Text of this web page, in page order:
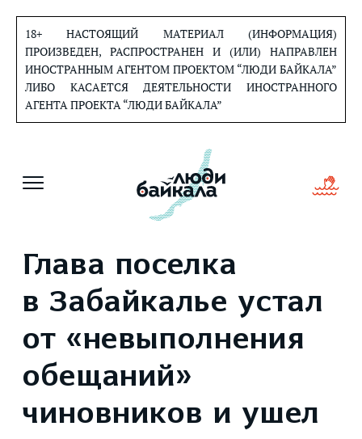
содержанию
18+ НАСТОЯЩИЙ МАТЕРИАЛ (ИНФОРМАЦИЯ)
ПРОИЗВЕДЕН, РАСПРОСТРАНЕН И (ИЛИ) НАПРАВЛЕН
ИНОСТРАННЫМ АГЕНТОМ ПРОЕКТОМ “ЛЮДИ БАЙКАЛА”
ЛИБО КАСАЕТСЯ ДЕЯТЕЛЬНОСТИ ИНОСТРАННОГО
АГЕНТА ПРОЕКТА “ЛЮДИ БАЙКАЛА”
Глава поселка
в Забайкалье устал
от «невыполнения
обещаний»
чиновников и ушел